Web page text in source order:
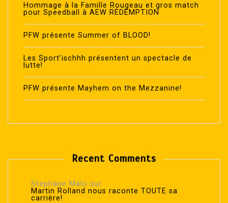
Hommage à la Famille Rougeau et gros match
pour Speedball à AEW RÉDEMPTION
PFW présente Summer of BLOOD!
Les Sport’ischhh présentent un spectacle de
lutte!
PFW présente Mayhem on the Mezzanine!
Recent Comments
Stephane Malo sur
Martin Rolland nous raconte TOUTE sa
carrière!